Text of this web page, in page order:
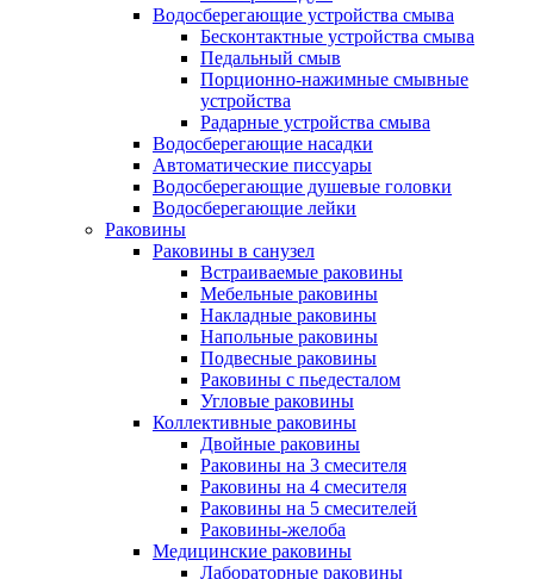
Водосберегающие устройства смыва
Бесконтактные устройства смыва
Педальный смыв
Порционно-нажимные смывные
устройства
Радарные устройства смыва
Водосберегающие насадки
Автоматические писсуары
Водосберегающие душевые головки
Водосберегающие лейки
Раковины
Раковины в санузел
Встраиваемые раковины
Мебельные раковины
Накладные раковины
Напольные раковины
Подвесные раковины
Раковины с пьедесталом
Угловые раковины
Коллективные раковины
Двойные раковины
Раковины на 3 смесителя
Раковины на 4 смесителя
Раковины на 5 смесителей
Раковины-желоба
Медицинские раковины
Лабораторные раковины